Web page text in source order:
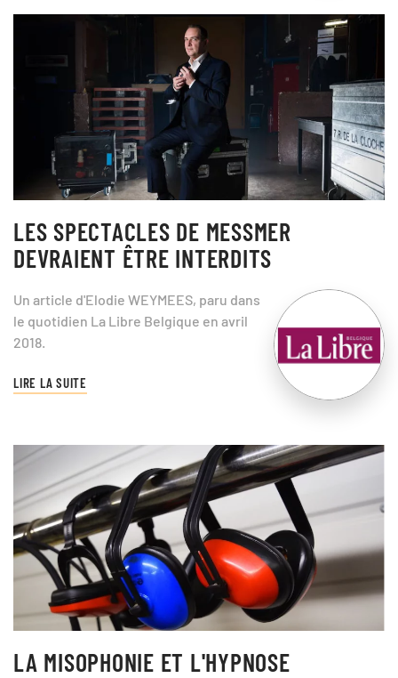
LES SPECTACLES DE MESSMER
DEVRAIENT ÊTRE INTERDITS
Un article d'Elodie WEYMEES, paru dans
le quotidien La Libre Belgique en avril
2018.
LIRE LA SUITE
LA MISOPHONIE ET L'HYPNOSE